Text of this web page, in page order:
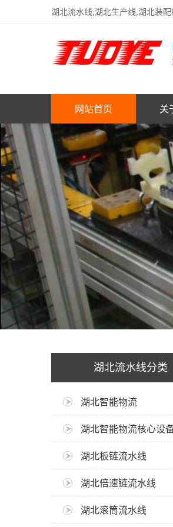
湖北流水线,湖北生产线,湖北装
网站首页 关
湖北流水线分类
湖北智能物流
湖北智能物流核心设
湖北板链流水线
湖北倍速链流水线
湖北滚筒流水线